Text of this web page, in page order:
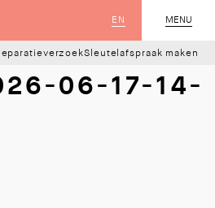
MENU
SLUIT
EN
Sleutelafspraak maken
06-17-14-